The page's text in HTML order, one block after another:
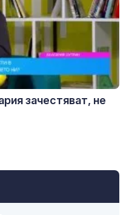
зачестяват, не